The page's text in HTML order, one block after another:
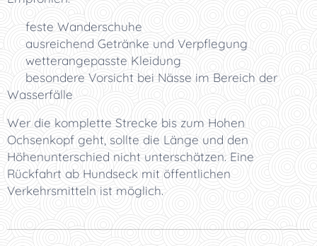
🥾 feste Wanderschuhe
🎒 ausreichend Getränke und Verpflegung
🌦️ wetterangepasste Kleidung
⚠️ besondere Vorsicht bei Nässe im Bereich der
Wasserfälle
Wer die komplette Strecke bis zum Hohen
Ochsenkopf geht, sollte die Länge und den
Höhenunterschied nicht unterschätzen. Eine
Rückfahrt ab Hundseck mit öffentlichen
Verkehrsmitteln ist möglich.